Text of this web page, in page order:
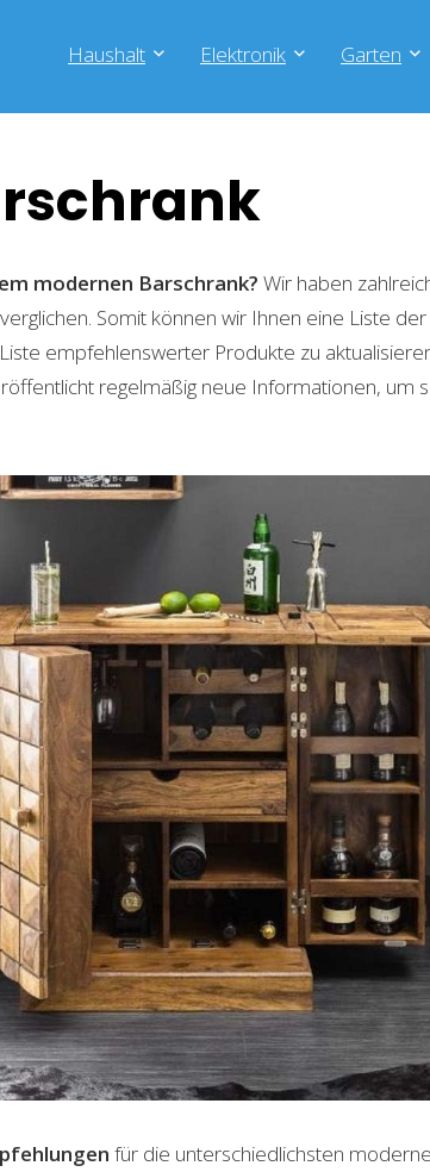
Haushalt Elektronik Garten
modernen Barschrank? Wir haben
Somit können wir Ihnen eine Liste
empfehlenswerter Produkte zu
regelmäßig neue Informationen, um
für die unterschiedlichsten